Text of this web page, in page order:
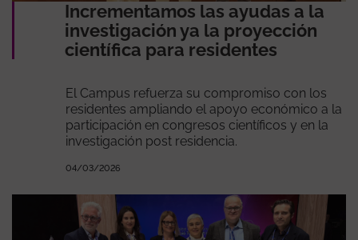
Incrementamos las ayudas a la
investigación ya la proyección
científica para residentes
El Campus refuerza su compromiso con los
residentes ampliando el apoyo económico a la
participación en congresos científicos y en la
investigación post residencia.
04/03/2026